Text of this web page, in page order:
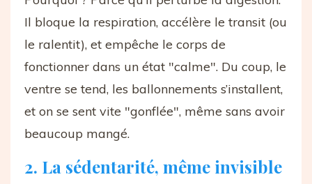
Il bloque la respiration, accélère le transit (ou
le ralentit), et empêche le corps de
fonctionner dans un état "calme". Du coup, le
ventre se tend, les ballonnements s’installent,
et on se sent vite "gonflée", même sans avoir
beaucoup mangé.
2. La sédentarité, même invisible